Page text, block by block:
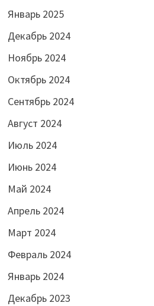
Январь 2025
Декабрь 2024
Ноябрь 2024
Октябрь 2024
Сентябрь 2024
Август 2024
Июль 2024
Июнь 2024
Май 2024
Апрель 2024
Март 2024
Февраль 2024
Январь 2024
Декабрь 2023